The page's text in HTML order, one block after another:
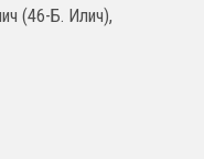
(46-Б. Илич),